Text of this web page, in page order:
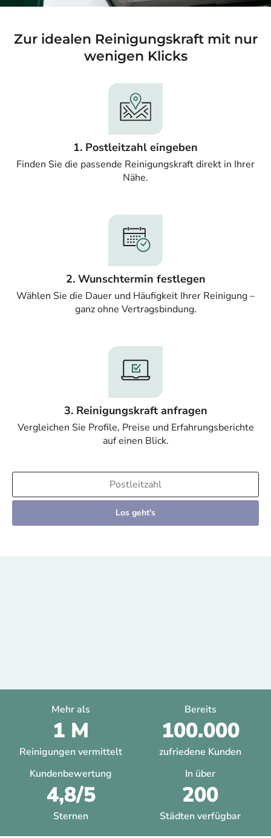
Zur idealen Reinigungskraft mit nur
wenigen Klicks
1. Postleitzahl eingeben
Finden Sie die passende Reinigungskraft direkt in Ihrer
Nähe.
2. Wunschtermin festlegen
Wählen Sie die Dauer und Häufigkeit Ihrer Reinigung –
ganz ohne Vertragsbindung.
3. Reinigungskraft anfragen
Vergleichen Sie Profile, Preise und Erfahrungsberichte
auf einen Blick.
Los geht's
Mehr als
1 M
Reinigungen vermittelt
Bereits
100.000
zufriedene Kunden
Kundenbewertung
4,8/5
Sternen
In über
200
Städten verfügbar